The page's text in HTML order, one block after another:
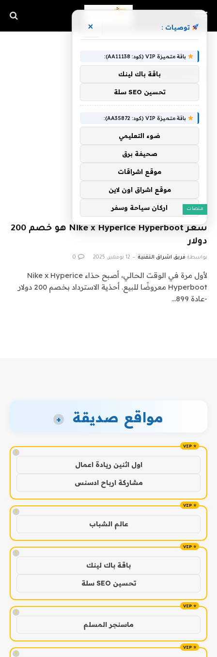
HYPERBOOT
منصات
سعر Nike x Hyperice Hyperboot هو خصم 200
دولار
بواسطة فريق اشراق التقنية 12 نوفمبر، 2025 0
لأول مرة في الوقت الحالي، أصبح حذاء Nike x Hyperice
Hyperboot معروضًا للبيع. أحذية الاسترداد بخصم 200 دولار
-عادة 899…
مواقع صديقة +
!
اول اثنين ريادة اعمال
مشاركة ارباح ادسنس
!
عالم الشباب
!
باقة باك لينك
تحسين SEO سلة
!
ماسنجر المسلم
!
توصيات : ×
باقة متميزة VIP (كود: AA11138):
باقة باك لينك
تحسين SEO سلة
باقة متميزة VIP (كود: AA35872):
ضوء التعليمي
صحيفة برق
موقع اشراقات
موقع اشراق اون لاين
اركان سياحة وسفر